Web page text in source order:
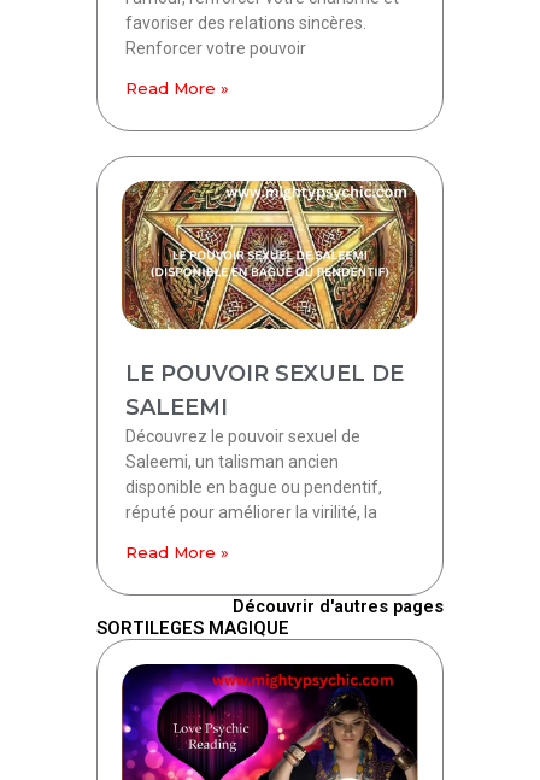
favoriser des relations sincères.
Renforcer votre pouvoir
Read More »
LE POUVOIR SEXUEL DE
SALEEMI
Découvrez le pouvoir sexuel de
Saleemi, un talisman ancien
disponible en bague ou pendentif,
réputé pour améliorer la virilité, la
Read More »
Découvrir d'autres pages
SORTILEGES MAGIQUE